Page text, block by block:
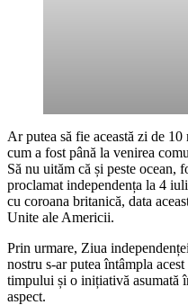
Ar putea să fie această zi de
cum a fost până la venirea
Să nu uităm că și peste ocean,
proclamat independența la 4
cu coroana britanică, data
Unite ale Americii.
Prin urmare, Ziua
nostru s-ar putea întâmpla
timpului și o inițiativă asumată
aspect.